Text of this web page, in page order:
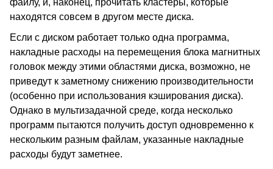
файлу, и, наконец, прочитать кластеры, которые
находятся совсем в другом месте диска.
Если с диском работает только одна программа,
накладные расходы на перемещения блока магнитных
головок между этими областями диска, возможно, не
приведут к заметному снижению производительности
(особенно при использования кэширования диска).
Однако в мультизадачной среде, когда несколько
программ пытаются получить доступ одновременно к
нескольким разным файлам, указанные накладные
расходы будут заметнее.